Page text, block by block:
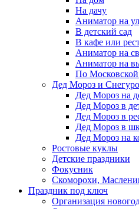
На дачу
Аниматор на
В детский сад
В кафе или
Аниматор на
Аниматор на
По Московской
Дед Мороз и
Дед Мороз на
Дед Мороз в
Дед Мороз в
Дед Мороз в
Дед Мороз на
Ростовые куклы
Детские праздники
Фокусник
Скоморохи,
Праздник под ключ
Организация